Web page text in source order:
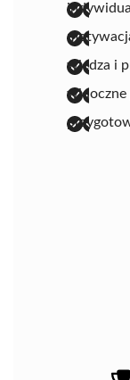
wiedza i
widoczne